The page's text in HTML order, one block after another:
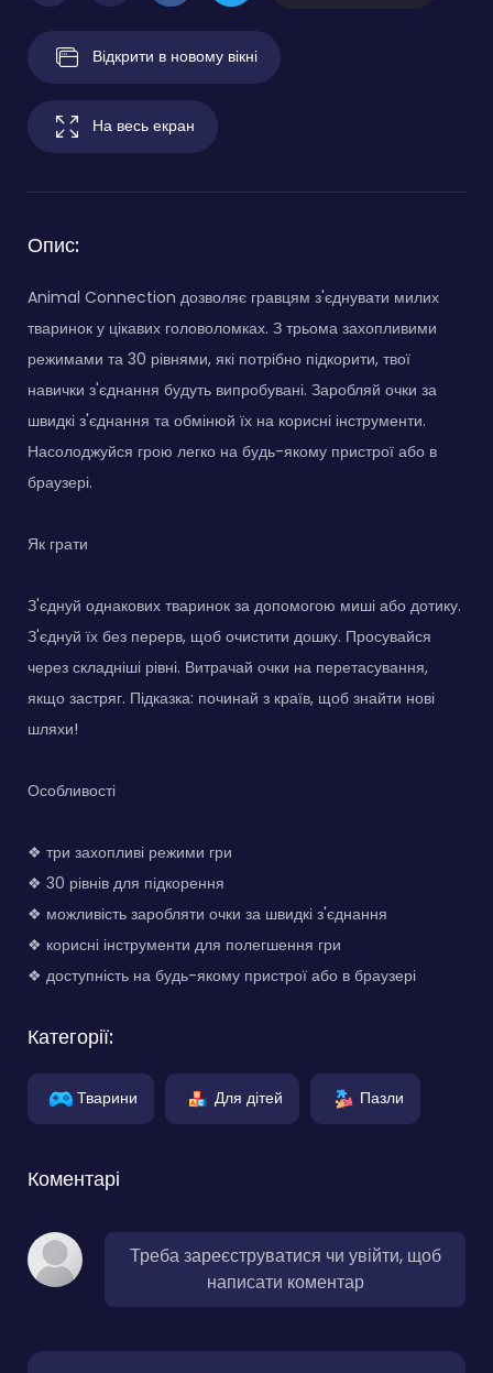
Відкрити в новому вікні
На весь екран
Опис:
Animal Connection дозволяє гравцям з'єднувати милих
тваринок у цікавих головоломках. З трьома захопливими
режимами та 30 рівнями, які потрібно підкорити, твої
навички з'єднання будуть випробувані. Заробляй очки за
швидкі з'єднання та обмінюй їх на корисні інструменти.
Насолоджуйся грою легко на будь-якому пристрої або в
браузері.
Як грати
З'єднуй однакових тваринок за допомогою миші або дотику.
З'єднуй їх без перерв, щоб очистити дошку. Просувайся
через складніші рівні. Витрачай очки на перетасування,
якщо застряг. Підказка: починай з країв, щоб знайти нові
шляхи!
Особливості
❖ три захопливі режими гри
❖ 30 рівнів для підкорення
❖ можливість заробляти очки за швидкі з'єднання
❖ корисні інструменти для полегшення гри
❖ доступність на будь-якому пристрої або в браузері
Категорії:
Тварини Для дітей Пазли
Коментарі
Треба зареєструватися чи увійти, щоб
написати коментар